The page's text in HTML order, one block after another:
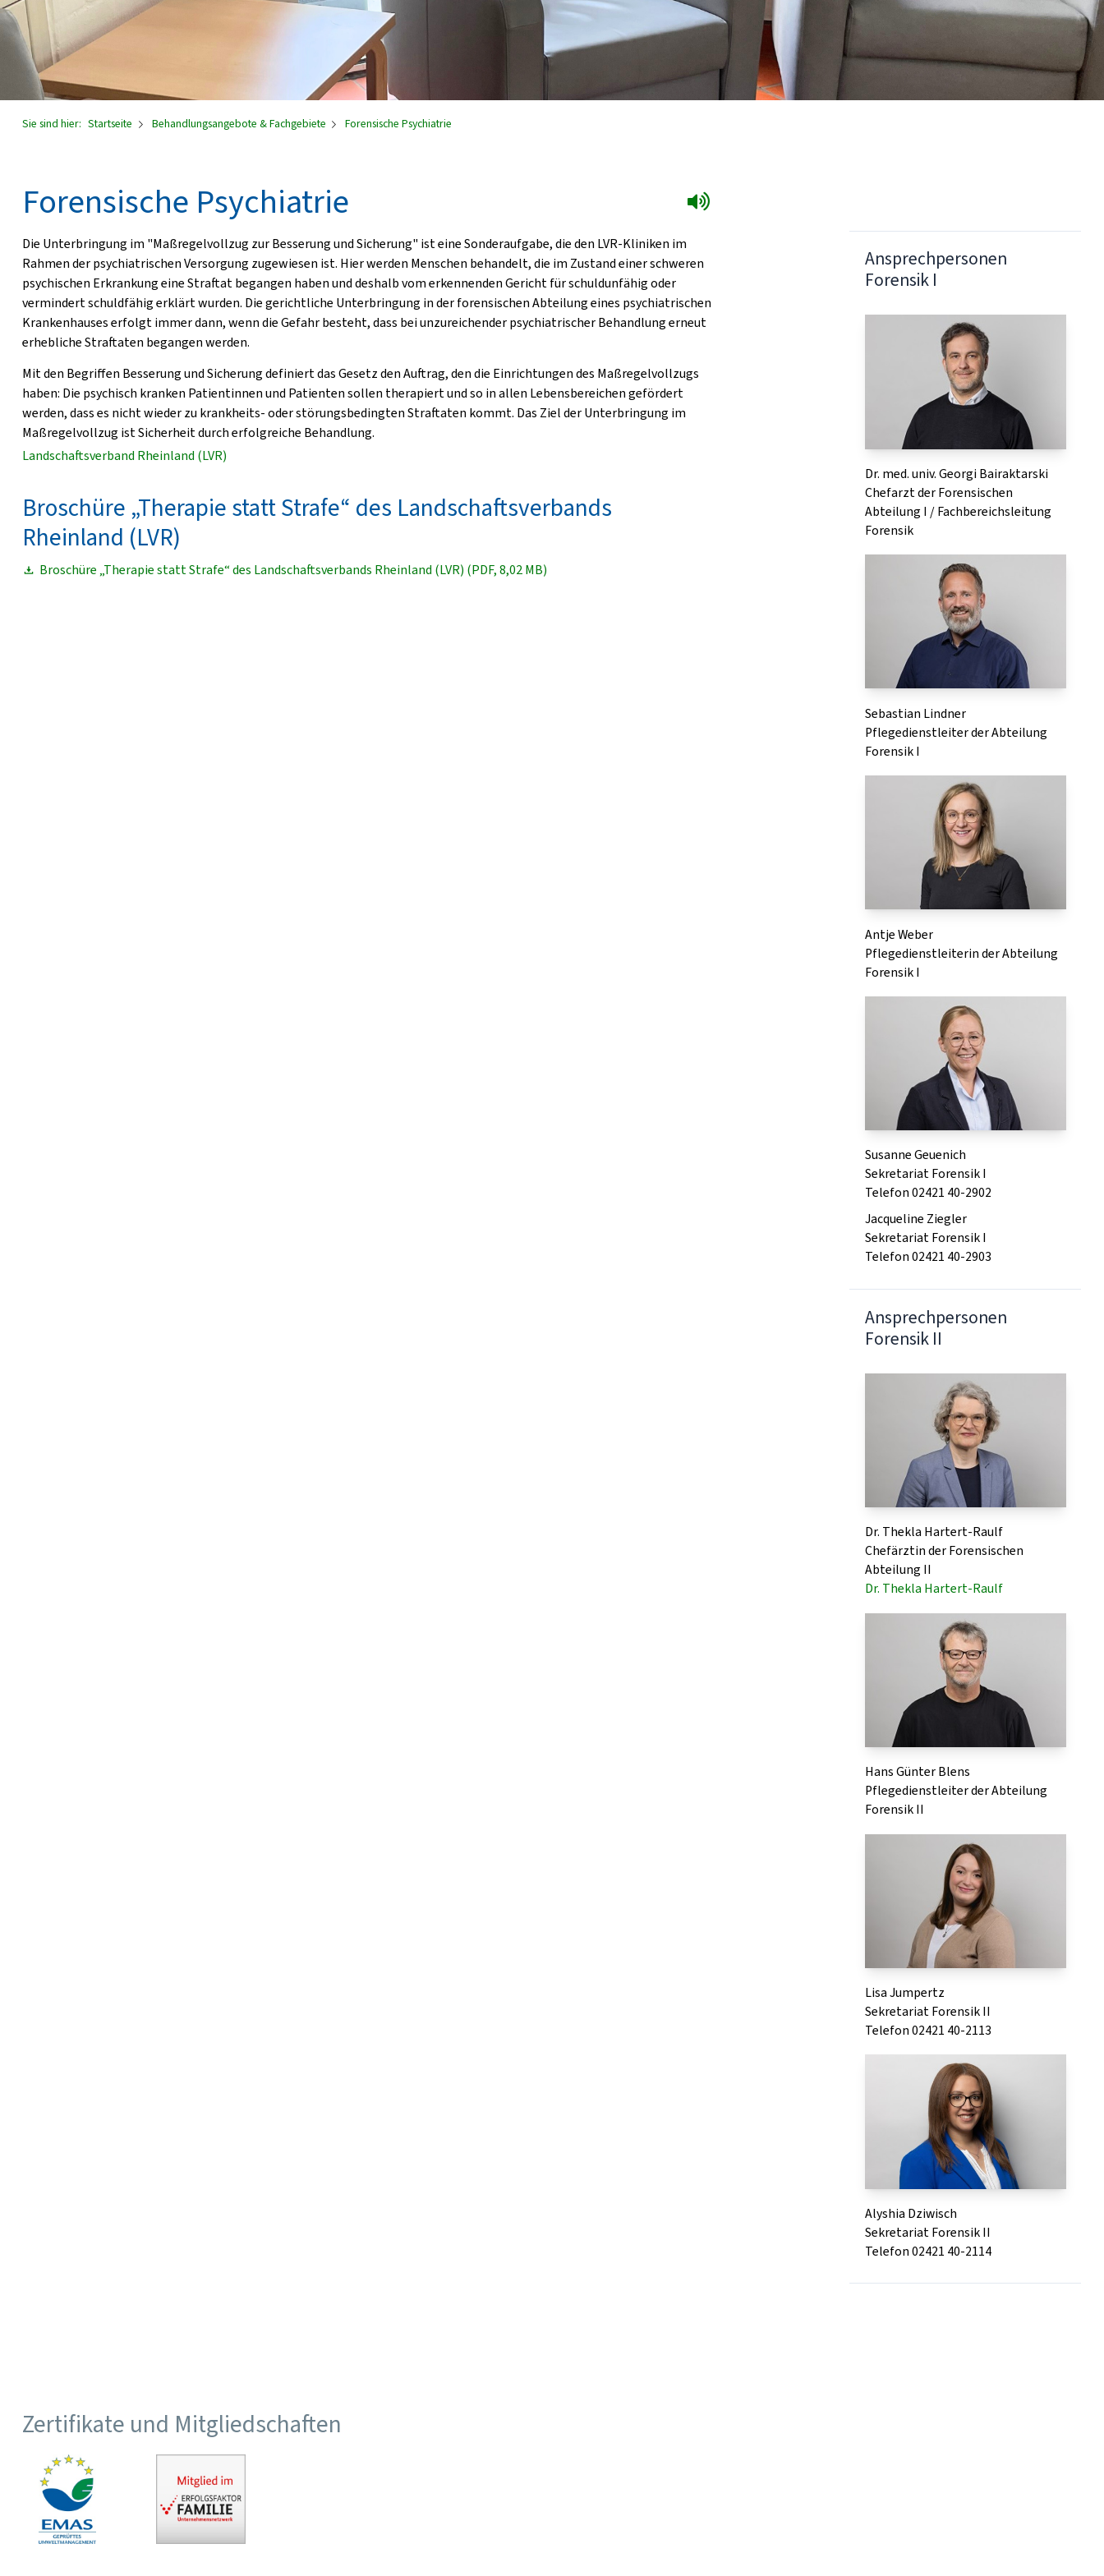
Sie sind hier: Startseite Behandlungsangebote & Fachgebiete Forensische Psychiatrie
Forensische Psychiatrie
Die Unterbringung im "Maßregelvollzug zur Besserung und Sicherung" ist eine Sonderaufgabe, die den LVR-Kliniken im
Rahmen der psychiatrischen Versorgung zugewiesen ist. Hier werden Menschen behandelt, die im Zustand einer schweren
psychischen Erkrankung eine Straftat begangen haben und deshalb vom erkennenden Gericht für schuldunfähig oder
vermindert schuldfähig erklärt wurden. Die gerichtliche Unterbringung in der forensischen Abteilung eines psychiatrischen
Krankenhauses erfolgt immer dann, wenn die Gefahr besteht, dass bei unzureichender psychiatrischer Behandlung erneut
erhebliche Straftaten begangen werden.
Mit den Begriffen Besserung und Sicherung definiert das Gesetz den Auftrag, den die Einrichtungen des Maßregelvollzugs
haben: Die psychisch kranken Patientinnen und Patienten sollen therapiert und so in allen Lebensbereichen gefördert
werden, dass es nicht wieder zu krankheits- oder störungsbedingten Straftaten kommt. Das Ziel der Unterbringung im
Maßregelvollzug ist Sicherheit durch erfolgreiche Behandlung.
Landschaftsverband Rheinland (LVR)
Broschüre „Therapie statt Strafe“ des Landschaftsverbands
Rheinland (LVR)
Broschüre „Therapie statt Strafe“ des Landschaftsverbands Rheinland (LVR) (PDF, 8,02 MB)
Ansprechpersonen
Forensik I
Dr. med. univ. Georgi Bairaktarski
Chefarzt der Forensischen
Abteilung I / Fachbereichsleitung
Forensik
Sebastian Lindner
Pflegedienstleiter der Abteilung
Forensik I
Antje Weber
Pflegedienstleiterin der Abteilung
Forensik I
Susanne Geuenich
Sekretariat Forensik I
Telefon 02421 40-2902
Jacqueline Ziegler
Sekretariat Forensik I
Telefon 02421 40-2903
Ansprechpersonen
Forensik II
Dr. Thekla Hartert-Raulf
Chefärztin der Forensischen
Abteilung II
Dr. Thekla Hartert-Raulf
Hans Günter Blens
Pflegedienstleiter der Abteilung
Forensik II
Lisa Jumpertz
Sekretariat Forensik II
Telefon 02421 40-2113
Alyshia Dziwisch
Sekretariat Forensik II
Telefon 02421 40-2114
Zertifikate und Mitgliedschaften